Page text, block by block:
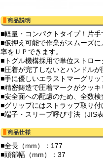
■軽量・コンパクトタイプ！片
■仮押え可能で作業がスムーズ
率をＵＰできます。
■トグル機構採用で単位ストロ
■圧着が完了しないとハンドル
■手に優しいエラストマーグリ
■精密鋳造で圧着マークがクッ
■安全面への配慮のため、全数
■グリップにはストラップ取り
■端子・スリーブ呼び寸法（JIS
■全長（mm）：177
■頭部幅（mm）：37